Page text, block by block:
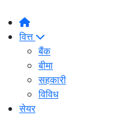
वित्त
बैंक
बीमा
सहकारी
विविध
सेयर